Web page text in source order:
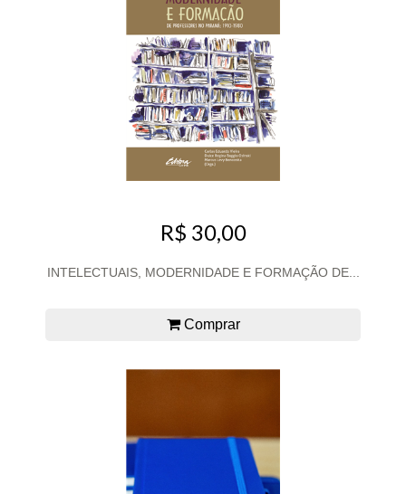
R$ 30,00
INTELECTUAIS, MODERNIDADE E FORMAÇÃO DE...
Comprar